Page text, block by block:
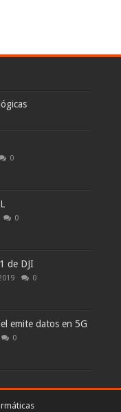
0
0
de DJI
0
emite datos en 5G
0